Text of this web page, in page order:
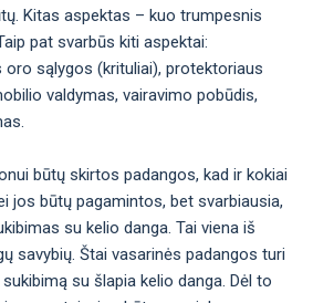
Kitas aspektas – kuo trumpesnis
pat svarbūs kiti aspektai:
sąlygos (krituliai), protektoriaus
valdymas, vairavimo pobūdis,
būtų skirtos padangos, kad ir kokiai
jos būtų pagamintos, bet svarbiausia,
su kelio danga. Tai viena iš
savybių. Štai vasarinės padangos turi
su šlapia kelio danga. Dėl to